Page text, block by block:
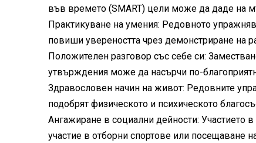
във времето (SMART) цели може да даде на
Практикуване на умения: Редовното
повиши увереността чрез демонстриране на
Положителен разговор със себе си:
утвърждения може да насърчи по-
Здравословен начин на живот: Редовните
подобрят физическото и психическото
Ангажиране в социални дейности: Участието
участие в отборни спортове или посещаване